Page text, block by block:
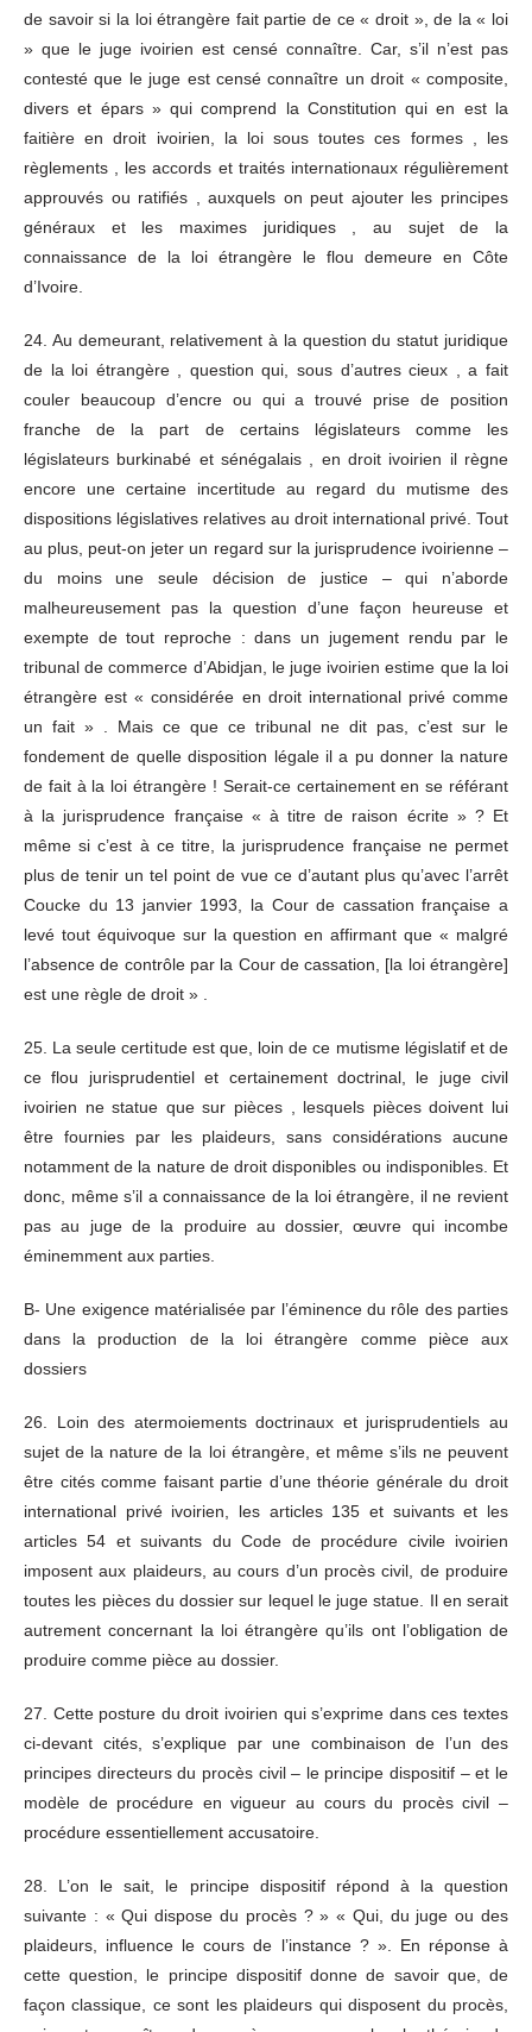
de savoir si la loi étrangère fait partie de ce « droit », de la « loi
» que le juge ivoirien est censé connaître. Car, s’il n’est pas
contesté que le juge est censé connaître un droit « composite,
divers et épars » qui comprend la Constitution qui en est la
faitière en droit ivoirien, la loi sous toutes ces formes , les
règlements , les accords et traités internationaux régulièrement
approuvés ou ratifiés , auxquels on peut ajouter les principes
généraux et les maximes juridiques , au sujet de la
connaissance de la loi étrangère le flou demeure en Côte
d’Ivoire.
24. Au demeurant, relativement à la question du statut juridique
de la loi étrangère , question qui, sous d’autres cieux , a fait
couler beaucoup d’encre ou qui a trouvé prise de position
franche de la part de certains législateurs comme les
législateurs burkinabé et sénégalais , en droit ivoirien il règne
encore une certaine incertitude au regard du mutisme des
dispositions législatives relatives au droit international privé. Tout
au plus, peut-on jeter un regard sur la jurisprudence ivoirienne –
du moins une seule décision de justice – qui n’aborde
malheureusement pas la question d’une façon heureuse et
exempte de tout reproche : dans un jugement rendu par le
tribunal de commerce d’Abidjan, le juge ivoirien estime que la loi
étrangère est « considérée en droit international privé comme
un fait » . Mais ce que ce tribunal ne dit pas, c’est sur le
fondement de quelle disposition légale il a pu donner la nature
de fait à la loi étrangère ! Serait-ce certainement en se référant
à la jurisprudence française « à titre de raison écrite » ? Et
même si c’est à ce titre, la jurisprudence française ne permet
plus de tenir un tel point de vue ce d’autant plus qu’avec l’arrêt
Coucke du 13 janvier 1993, la Cour de cassation française a
levé tout équivoque sur la question en affirmant que « malgré
l’absence de contrôle par la Cour de cassation, [la loi étrangère]
est une règle de droit » .
25. La seule certitude est que, loin de ce mutisme législatif et de
ce flou jurisprudentiel et certainement doctrinal, le juge civil
ivoirien ne statue que sur pièces , lesquels pièces doivent lui
être fournies par les plaideurs, sans considérations aucune
notamment de la nature de droit disponibles ou indisponibles. Et
donc, même s’il a connaissance de la loi étrangère, il ne revient
pas au juge de la produire au dossier, œuvre qui incombe
éminemment aux parties.
B- Une exigence matérialisée par l’éminence du rôle des parties
dans la production de la loi étrangère comme pièce aux
dossiers
26. Loin des atermoiements doctrinaux et jurisprudentiels au
sujet de la nature de la loi étrangère, et même s’ils ne peuvent
être cités comme faisant partie d’une théorie générale du droit
international privé ivoirien, les articles 135 et suivants et les
articles 54 et suivants du Code de procédure civile ivoirien
imposent aux plaideurs, au cours d’un procès civil, de produire
toutes les pièces du dossier sur lequel le juge statue. Il en serait
autrement concernant la loi étrangère qu’ils ont l’obligation de
produire comme pièce au dossier.
27. Cette posture du droit ivoirien qui s’exprime dans ces textes
ci-devant cités, s’explique par une combinaison de l’un des
principes directeurs du procès civil – le principe dispositif – et le
modèle de procédure en vigueur au cours du procès civil –
procédure essentiellement accusatoire.
28. L’on le sait, le principe dispositif répond à la question
suivante : « Qui dispose du procès ? » « Qui, du juge ou des
plaideurs, influence le cours de l’instance ? ». En réponse à
cette question, le principe dispositif donne de savoir que, de
façon classique, ce sont les plaideurs qui disposent du procès,